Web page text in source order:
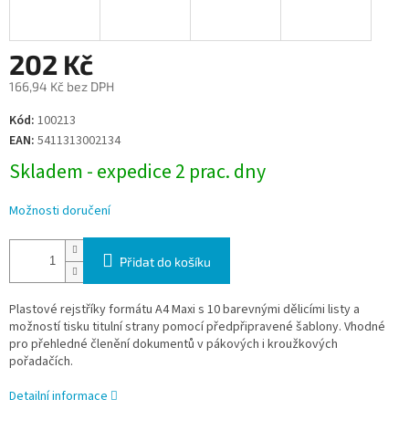
202 Kč
166,94 Kč bez DPH
Měrná
cena:
Kód: 100213
EAN: 5411313002134
Skladem - expedice 2 prac. dny
Možnosti doručení
Přidat do košíku
Plastové rejstříky formátu A4 Maxi s 10 barevnými dělicími listy a
možností tisku titulní strany pomocí předpřipravené šablony. Vhodné
pro přehledné členění dokumentů v pákových i kroužkových
pořadačích.
Detailní informace